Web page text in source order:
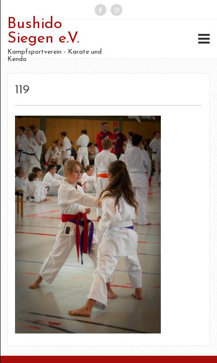
Suchen
nach:
Bushido
Siegen e.V.
Kampfsportverein - Karate und
Kendo
119